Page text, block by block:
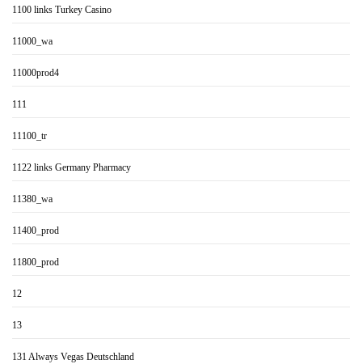
1100 links Turkey Casino
11000_wa
11000prod4
111
11100_tr
1122 links Germany Pharmacy
11380_wa
11400_prod
11800_prod
12
13
131 Always Vegas Deutschland